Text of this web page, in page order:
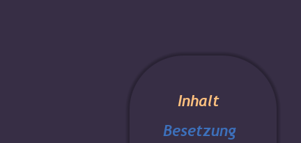
Inhalt
Besetzung